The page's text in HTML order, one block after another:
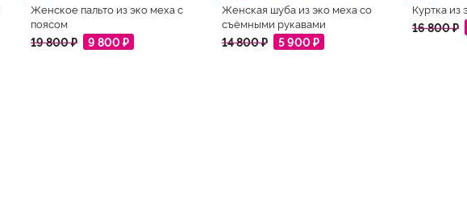
Женское пальто из эко меха с
поясом
19 800 ₽ 9 800 ₽
Женская шуба из эко меха со
съёмными рукавами
14 800 ₽ 5 900 ₽
Куртка
16 800 ₽